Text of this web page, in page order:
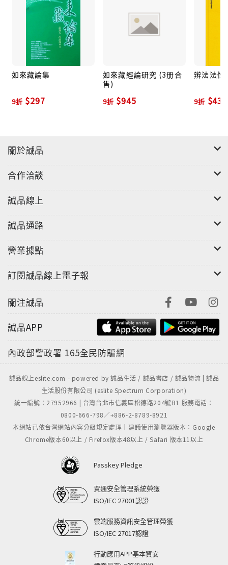
可分離，因此唯有說勝義與世俗恆時雙運。一旦明白大
中觀施設二諦之原則，即知不能建立勝義空、世俗有。
如來藏論集
9折 $297
如來藏經論研究 (3册合
售)
9折 $945
辨法法性
9折 $432
關於誠品
合作洽談
誠品線上
誠品通路
營業據點
訂閱誠品線上電子報
關注誠品
誠品APP
內政部警政署 165全民防騙網
誠品線上eslite.com - powered by 誠品生活 / 誠品書店 / 誠品物流 | 誠品
生活股份有限公司 (eslite Spectrum Corporation)
統一編號：27952966 | 台灣台北市信義區松德路204號B1 服務電話：
0800-666-798／+886-2-8789-8921
本網站已依台灣網站內容分級規定處理｜建議使用瀏覽器版本：Google
Chrome版本60以上 / Firefox版本48以上 / Safari 版本11以上
Passkey Pledge
資通安全管理系統榮獲
ISO/IEC 27001認證
雲端服務資訊安全管理榮獲
ISO/IEC 27017認證
行動應用APP基本資安